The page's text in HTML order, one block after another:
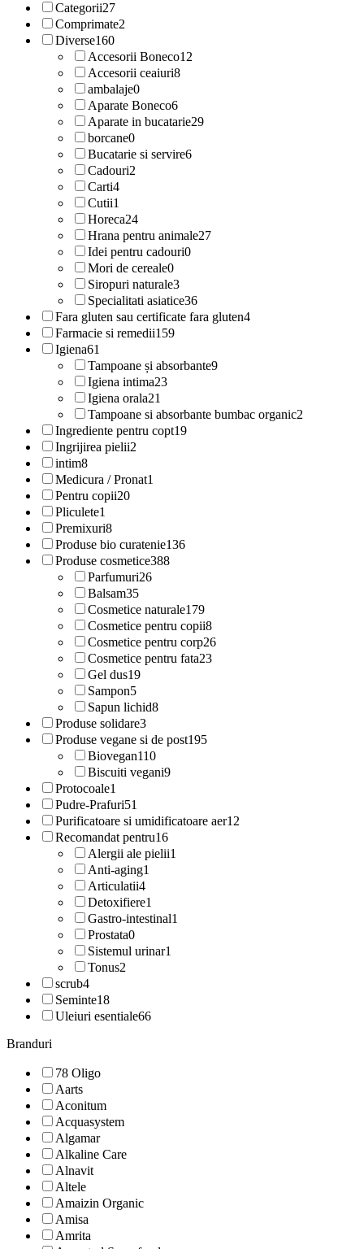
Categorii27
Comprimate2
Diverse160
Accesorii Boneco12
Accesorii ceaiuri8
ambalaje0
Aparate Boneco6
Aparate in bucatarie29
borcane0
Bucatarie si servire6
Cadouri2
Carti4
Cutii1
Horeca24
Hrana pentru animale27
Idei pentru cadouri0
Mori de cereale0
Siropuri naturale3
Specialitati asiatice36
Fara gluten sau certificate fara gluten4
Farmacie si remedii159
Igiena61
Tampoane și absorbante9
Igiena intima23
Igiena orala21
Tampoane si absorbante bumbac organic2
Ingrediente pentru copt19
Ingrijirea pielii2
intim8
Medicura / Pronat1
Pentru copii20
Pliculete1
Premixuri8
Produse bio curatenie136
Produse cosmetice388
Parfumuri26
Balsam35
Cosmetice naturale179
Cosmetice pentru copii8
Cosmetice pentru corp26
Cosmetice pentru fata23
Gel dus19
Sampon5
Sapun lichid8
Produse solidare3
Produse vegane si de post195
Biovegan110
Biscuiti vegani9
Protocoale1
Pudre-Prafuri51
Purificatoare si umidificatoare aer12
Recomandat pentru16
Alergii ale pielii1
Anti-aging1
Articulatii4
Detoxifiere1
Gastro-intestinal1
Prostata0
Sistemul urinar1
Tonus2
scrub4
Seminte18
Uleiuri esentiale66
Branduri
78 Oligo
Aarts
Aconitum
Acquasystem
Algamar
Alkaline Care
Alnavit
Altele
Amaizin Organic
Amisa
Amrita